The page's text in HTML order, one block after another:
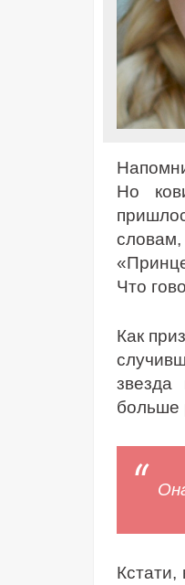
Но
Что
Как
больше